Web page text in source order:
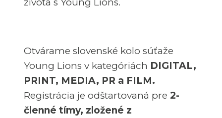
Otvárame slovenské kolo súťaže
Young Lions v kategóriách DIGITAL,
PRINT, MEDIA, PR a FILM.
Registrácia je odštartovaná pre 2-
členné tímy, zložené z